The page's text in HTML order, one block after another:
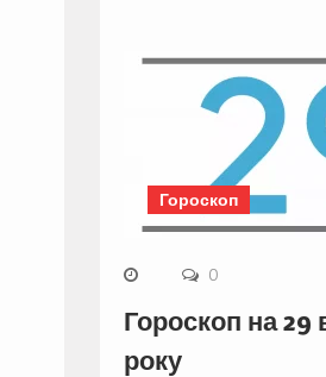
Гороскоп
0
Гороскоп на 29
року